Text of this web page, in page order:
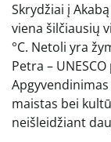
Skrydžiai į
viena šilčiausių
°C. Netoli yra
Petra –
maistas bei
neišleidžiant